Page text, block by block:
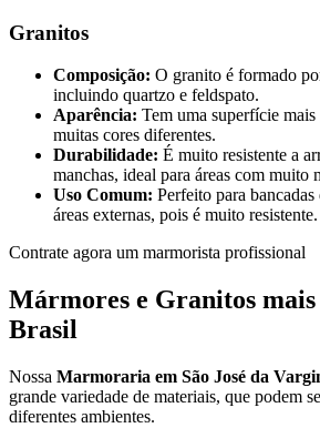
Granitos
Composição: O granito é formado
incluindo quartzo e feldspato.
Aparência: Tem uma superfície
muitas cores diferentes.
Durabilidade: É muito resistente a
manchas, ideal para áreas com muito
Uso Comum: Perfeito para
áreas externas, pois é muito resistente.
Contrate agora um marmorista profissional
Mármores e Granitos
Brasil
Nossa Marmoraria em São José da
grande variedade de materiais, que podem
diferentes ambientes.